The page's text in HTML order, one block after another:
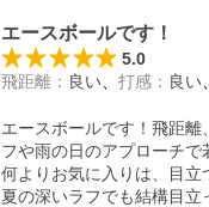
エースボールです！
5.0
飛距離 ： 良い 打感 ： 良い
エースボールです！飛距
フや雨の日のアプローチで
何よりお気に入りは、目立
夏の深いラフでも結構目立